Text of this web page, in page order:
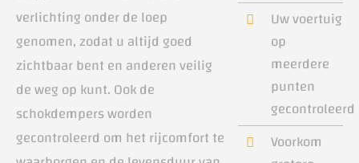
verlichting onder de loep
genomen, zodat u altijd goed
zichtbaar bent en anderen veilig
de weg op kunt. Ook de
schokdempers worden
gecontroleerd om het rijcomfort te
Uw voertuig
op
meerdere
punten
gecontroleerd
Voorkom